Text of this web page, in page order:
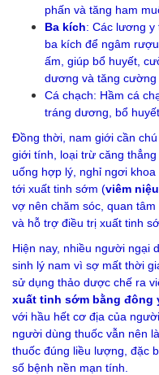
phấn và tăng ham
Ba kích: Các lương y
ba kích để ngâm
ấm, giúp bổ huyết,
dương và tăng
Cá chạch: Hầm cá
tráng dương, bổ
Đồng thời, nam giới cần
giới tính, loại trừ căng
uống hợp lý, nghỉ ngơi
tới xuất tinh sớm (viêm
vợ nên chăm sóc, quan
và hỗ trợ điều trị xuất tinh
Hiện nay, nhiều người ngại
sinh lý nam vì sợ mất thời
sử dụng thảo dược chế ra
xuất tinh sớm bằng đông
với hầu hết cơ địa của
người dùng thuốc vẫn nên
thuốc đúng liều lượng, đặc
số bệnh nền mạn tính.